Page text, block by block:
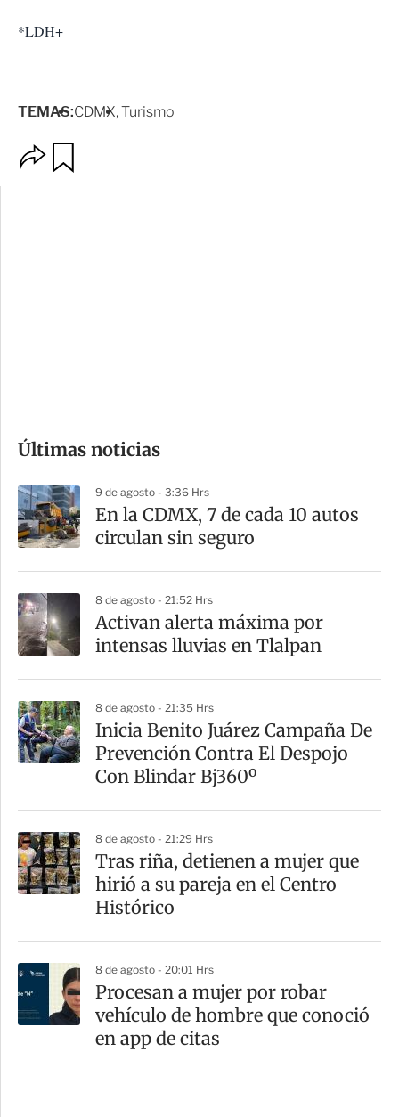
*LDH+
TEMAS:CDMX Turismo
m
a
r
t
r
Últimas noticias
9 de agosto - 3:36 Hrs
En la CDMX, 7 de cada 10 autos
circulan sin seguro
8 de agosto - 21:52 Hrs
Activan alerta máxima por
intensas lluvias en Tlalpan
8 de agosto - 21:35 Hrs
Inicia Benito Juárez Campaña De
Prevención Contra El Despojo
Con Blindar Bj360º
8 de agosto - 21:29 Hrs
Tras riña, detienen a mujer que
hirió a su pareja en el Centro
Histórico
8 de agosto - 20:01 Hrs
Procesan a mujer por robar
vehículo de hombre que conoció
en app de citas